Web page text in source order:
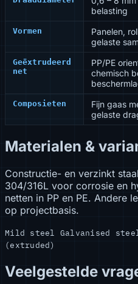
belasting
Vormen
Panelen,
gelaste
Geëxtrudeerd
net
PP/PE
chemisch
Composieten
Fijn gaas
gelaste
Materialen &
Constructie- en verzinkt
304/316L voor corrosie en
netten in PP en PE. Andere
op projectbasis.
Mild steel Galvanised
(extruded)
Veelgestelde